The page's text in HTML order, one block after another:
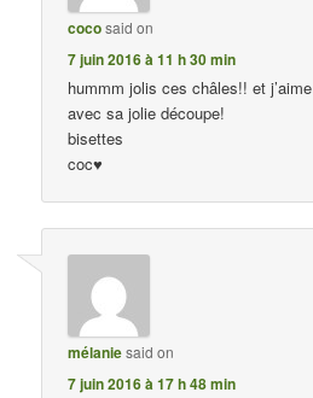
cocosaid on
7 juin 2016 à 11 h 30 min
hummm jolis ces châles!! et
avec sa jolie découpe!
bisettes
coc♥
mélaniesaid on
7 juin 2016 à 17 h 48 min